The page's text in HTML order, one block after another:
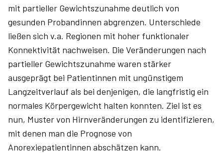
mit partieller Gewichtszunahme deutlich von
gesunden Probandinnen abgrenzen. Unterschiede
ließen sich v.a. Regionen mit hoher funktionaler
Konnektivität nachweisen. Die Veränderungen nach
partieller Gewichtszunahme waren stärker
ausgeprägt bei Patientinnen mit ungünstigem
Langzeitverlauf als bei denjenigen, die langfristig ein
normales Körpergewicht halten konnten. Ziel ist es
nun, Muster von Hirnveränderungen zu identifizieren,
mit denen man die Prognose von
Anorexiepatientinnen abschätzen kann.